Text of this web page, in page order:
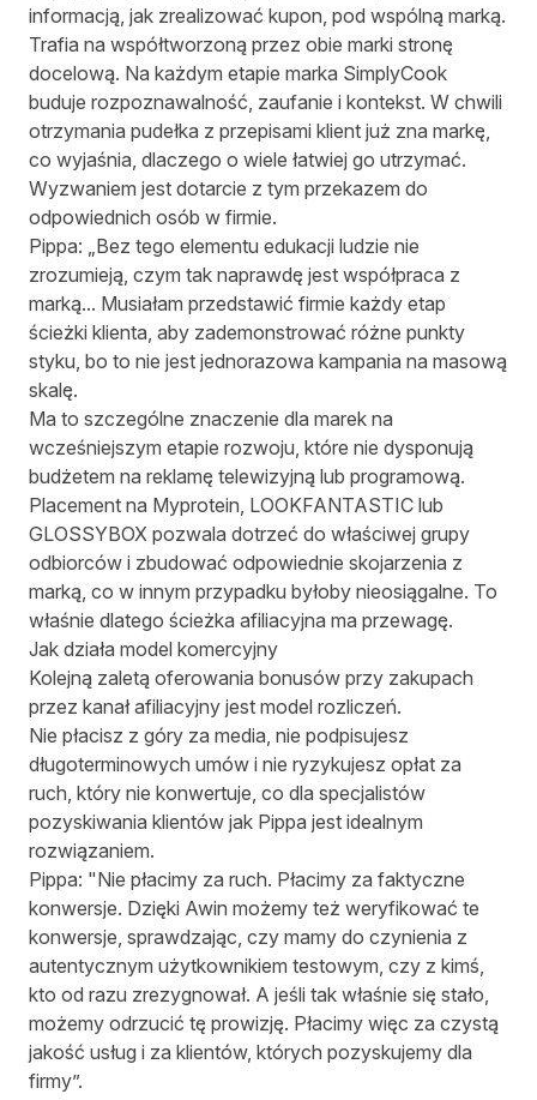
informacją, jak zrealizować kupon, pod wspólną marką.
Trafia na współtworzoną przez obie marki stronę
docelową. Na każdym etapie marka SimplyCook
buduje rozpoznawalność, zaufanie i kontekst. W chwili
otrzymania pudełka z przepisami klient już zna markę,
co wyjaśnia, dlaczego o wiele łatwiej go utrzymać.
Wyzwaniem jest dotarcie z tym przekazem do
odpowiednich osób w firmie.
Pippa: „Bez tego elementu edukacji ludzie nie
zrozumieją, czym tak naprawdę jest współpraca z
marką... Musiałam przedstawić firmie każdy etap
ścieżki klienta, aby zademonstrować różne punkty
styku, bo to nie jest jednorazowa kampania na masową
skalę.
Ma to szczególne znaczenie dla marek na
wcześniejszym etapie rozwoju, które nie dysponują
budżetem na reklamę telewizyjną lub programową.
Placement na Myprotein, LOOKFANTASTIC lub
GLOSSYBOX pozwala dotrzeć do właściwej grupy
odbiorców i zbudować odpowiednie skojarzenia z
marką, co w innym przypadku byłoby nieosiągalne. To
właśnie dlatego ścieżka afiliacyjna ma przewagę.
Jak działa model komercyjny
Kolejną zaletą oferowania bonusów przy zakupach
przez kanał afiliacyjny jest model rozliczeń.
Nie płacisz z góry za media, nie podpisujesz
długoterminowych umów i nie ryzykujesz opłat za
ruch, który nie konwertuje, co dla specjalistów
pozyskiwania klientów jak Pippa jest idealnym
rozwiązaniem.
Pippa: "Nie płacimy za ruch. Płacimy za faktyczne
konwersje. Dzięki Awin możemy też weryfikować te
konwersje, sprawdzając, czy mamy do czynienia z
autentycznym użytkownikiem testowym, czy z kimś,
kto od razu zrezygnował. A jeśli tak właśnie się stało,
możemy odrzucić tę prowizję. Płacimy więc za czystą
jakość usług i za klientów, których pozyskujemy dla
firmy”.